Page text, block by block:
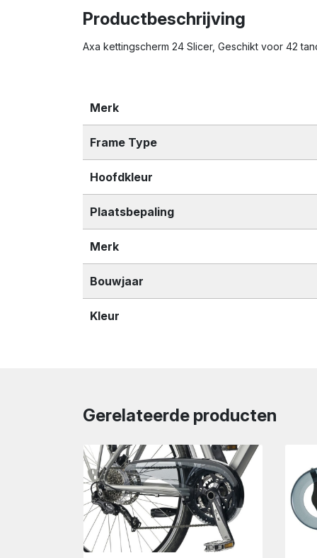
Productbeschrijving
Axa kettingscherm 24 Slicer, Geschikt voor 42
Merk
Frame Type
Hoofdkleur
Plaatsbepaling
Merk
Bouwjaar
Kleur
Gerelateerde producten